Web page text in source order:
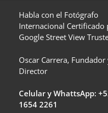
Habla con el Fotógrafo
Internacional Certificado
Google Street View
Oscar Carrera, Fundador
Director
Celular y WhattsApp:
1654 2261